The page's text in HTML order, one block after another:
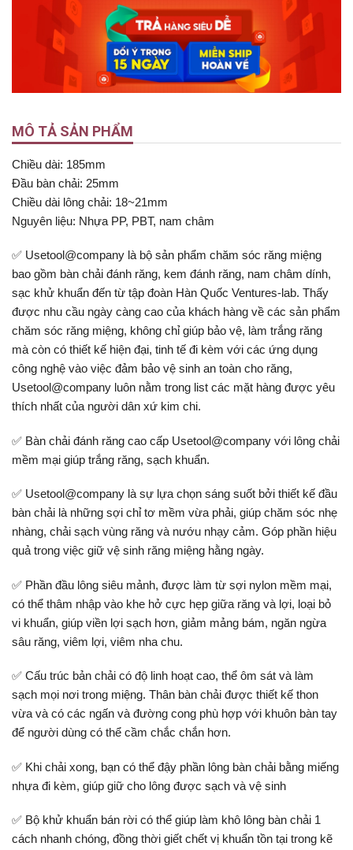
MÔ TẢ SẢN PHẨM
Chiều dài: 185mm
Đầu bàn chải: 25mm
Chiều dài lông chải: 18~21mm
Nguyên liệu: Nhựa PP, PBT, nam châm
✅ Usetool@company là bộ sản phẩm chăm sóc răng miệng
bao gồm bàn chải đánh răng, kem đánh răng, nam châm dính,
sạc khử khuẩn đến từ tập đoàn Hàn Quốc Ventures-lab. Thấy
được nhu cầu ngày càng cao của khách hàng về các sản phẩm
chăm sóc răng miệng, không chỉ giúp bảo vệ, làm trắng răng
mà còn có thiết kế hiện đại, tinh tế đi kèm với các ứng dụng
công nghệ vào việc đảm bảo vệ sinh an toàn cho răng,
Usetool@company luôn nằm trong list các mặt hàng được yêu
thích nhất của người dân xứ kim chi.
✅ Bàn chải đánh răng cao cấp Usetool@company với lông chải
mềm mại giúp trắng răng, sạch khuẩn.
✅ Usetool@company là sự lựa chọn sáng suốt bởi thiết kế đầu
bàn chải là những sợi chỉ tơ mềm vừa phải, giúp chăm sóc nhẹ
nhàng, chải sạch vùng răng và nướu nhạy cảm. Góp phần hiệu
quả trong việc giữ vệ sinh răng miệng hằng ngày.
✅ Phần đầu lông siêu mảnh, được làm từ sợi nylon mềm mại,
có thể thâm nhập vào khe hở cực hẹp giữa răng và lợi, loại bỏ
vi khuẩn, giúp viền lợi sạch hơn, giảm mảng bám, ngăn ngừa
sâu răng, viêm lợi, viêm nha chu.
✅ Cấu trúc bản chải có độ linh hoạt cao, thể ôm sát và làm
sạch mọi nơi trong miệng. Thân bàn chải được thiết kế thon
vừa và có các ngấn và đường cong phù hợp với khuôn bàn tay
để người dùng có thể cầm chắc chắn hơn.
✅ Khi chải xong, bạn có thể đậy phần lông bàn chải bằng miếng
nhựa đi kèm, giúp giữ cho lông được sạch và vệ sinh
✅ Bộ khử khuẩn bán rời có thể giúp làm khô lông bàn chải 1
cách nhanh chóng, đồng thời giết chết vị khuẩn tồn tại trong kẽ